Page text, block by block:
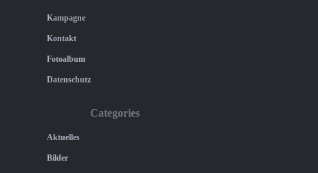
Kampagne
Kontakt
Fotoalbum
Datenschutz
Categories
Aktuelles
Bilder